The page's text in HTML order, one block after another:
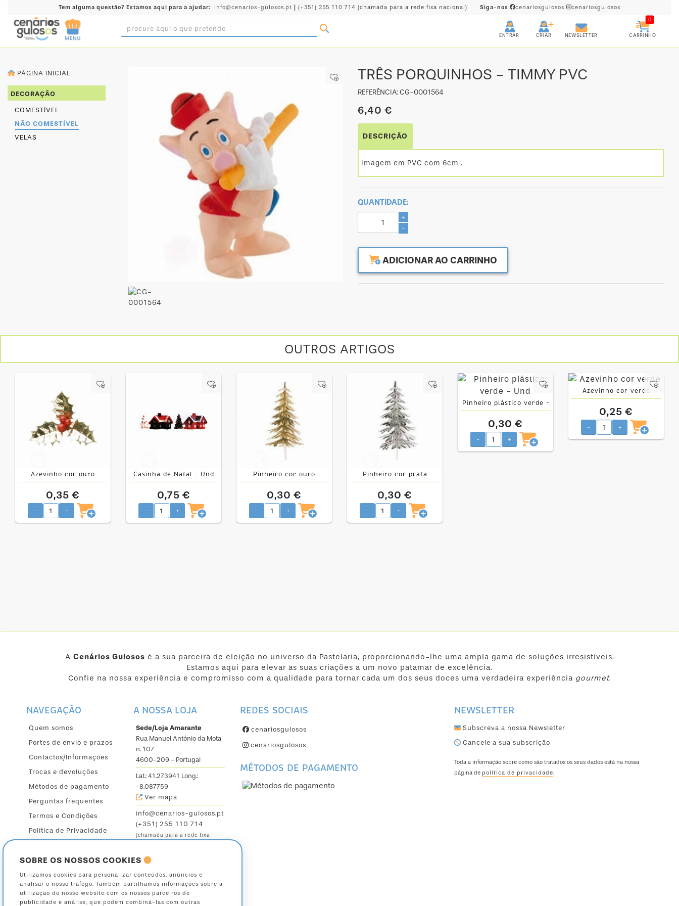
PRONTOS
MOLDES
FORMAS
Tem alguma questão? Estamos aqui para a ajudar: info@cenarios-gulosos.pt (+351) 255 110 714 (chamada para a rede fixa nacional) Siga-nos cenariosgulosos cenariosgulosos
MENU
0
CARRINHO
NEWSLETTER
CRIAR
ENTRAR
PÁGINA INICIAL
DECORAÇÃO
COMESTÍVEL
NÃO COMESTÍVEL
VELAS
TRÊS PORQUINHOS - TIMMY PVC
REFERÊNCIA: CG-0001564
6,40 €
DESCRIÇÃO
Imagem em PVC com 6cm .
QUANTIDADE:
+
-
ADICIONAR AO CARRINHO
OUTROS ARTIGOS
Azevinho cor ouro
0,35 €
- +
Casinha de Natal - Und
0,75 €
- +
Pinheiro cor ouro
0,30 €
- +
Pinheiro cor prata
0,30 €
- +
Pinheiro plástico verde -
Und
0,30 €
- +
Azevinho cor verde
0,25 €
- +
A Cenários Gulosos é a sua parceira de eleição no universo da Pastelaria, proporcionando-lhe uma ampla gama de soluções irresistíveis.
Estamos aqui para elevar as suas criações a um novo patamar de excelência.
Confie na nossa experiência e compromisso com a qualidade para tornar cada um dos seus doces uma verdadeira experiência gourmet.
NAVEGAÇÃO
Quem somos
Portes de envio e prazos
Contactos/Informações
Trocas e devoluções
Métodos de pagamento
Perguntas frequentes
Termos e Condições
Política de Privacidade
A NOSSA LOJA
Sede/Loja Amarante
Rua Manuel António da Mota
n. 107
4600-209 - Portugal
Lat.: 41.273941 Long.:
-8.087759
Ver mapa
info@cenarios-gulosos.pt
(+351) 255 110 714
(chamada para a rede fixa
Seg. a Sex.: 9:30 - 12:30 /
14:30 - 19h
Sáb.: 9:30 - 13:00
REDES SOCIAIS
cenariosgulosos
cenariosgulosos
MÉTODOS DE PAGAMENTO
NEWSLETTER
Subscreva a nossa Newsletter
Cancele a sua subscrição
Toda a informação sobre como são tratados os seus dados está na nossa
página de política de privacidade.
SOBRE OS NOSSOS COOKIES
Utilizamos cookies para personalizar conteúdos, anúncios e
analisar o nosso tráfego. Também partilhamos informações sobre a
utilização do nosso website com os nossos parceiros de
publicidade e análise, que podem combiná-las com outras